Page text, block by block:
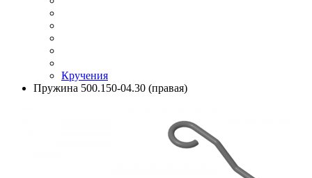
Кручения
Пружина 500.150-04.30 (правая)